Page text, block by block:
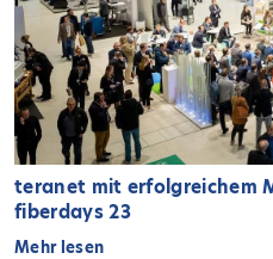
teranet mit erfolgreichem
fiberdays 23
Mehr lesen